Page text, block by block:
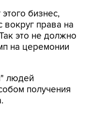
бизнес,
вокруг права на
это не должно
на церемонии
людей
получения